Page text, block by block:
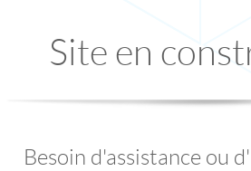
Site en
Besoin d'assistance ou